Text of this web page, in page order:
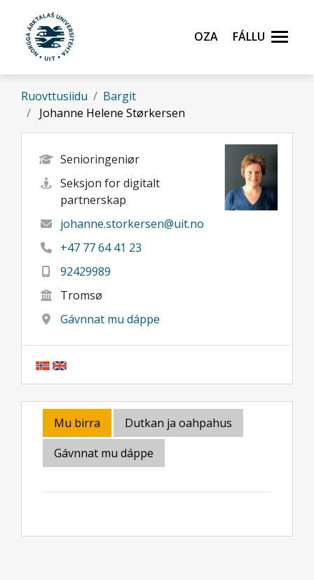
Gå til hovedinnhold
Oza
Fállu
Ruovttusiidu
Bargit
Johanne Helene Størkersen
Senioringeniør
Seksjon for digitalt
partnerskap
johanne.storkersen@uit.no
+47 77 64 41 23
92429989
Tromsø
Gávnnat mu dáppe
Mu birra
Dutkan ja oahpahus
Gávnnat mu dáppe